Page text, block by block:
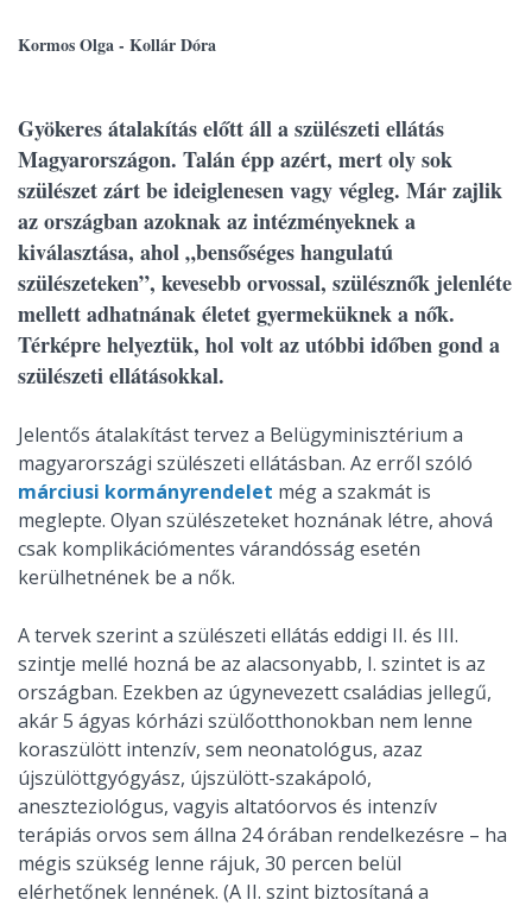
Kormos Olga - Kollár Dóra
Gyökeres átalakítás előtt áll a szülészeti ellátás
Magyarországon. Talán épp azért, mert oly sok
szülészet zárt be ideiglenesen vagy végleg. Már zajlik
az országban azoknak az intézményeknek a
kiválasztása, ahol „bensőséges hangulatú
szülészeteken”, kevesebb orvossal, szülésznők jelenléte
mellett adhatnának életet gyermeküknek a nők.
Térképre helyeztük, hol volt az utóbbi időben gond a
szülészeti ellátásokkal.
Jelentős átalakítást tervez a Belügyminisztérium a
magyarországi szülészeti ellátásban. Az erről szóló
márciusi kormányrendelet még a szakmát is
meglepte. Olyan szülészeteket hoznának létre, ahová
csak komplikációmentes várandósság esetén
kerülhetnének be a nők.
A tervek szerint a szülészeti ellátás eddigi II. és III.
szintje mellé hozná be az alacsonyabb, I. szintet is az
országban. Ezekben az úgynevezett családias jellegű,
akár 5 ágyas kórházi szülőotthonokban nem lenne
koraszülött intenzív, sem neonatológus, azaz
újszülöttgyógyász, újszülött-szakápoló,
aneszteziológus, vagyis altatóorvos és intenzív
terápiás orvos sem állna 24 órában rendelkezésre – ha
mégis szükség lenne rájuk, 30 percen belül
elérhetőnek lennének. (A II. szint biztosítaná a